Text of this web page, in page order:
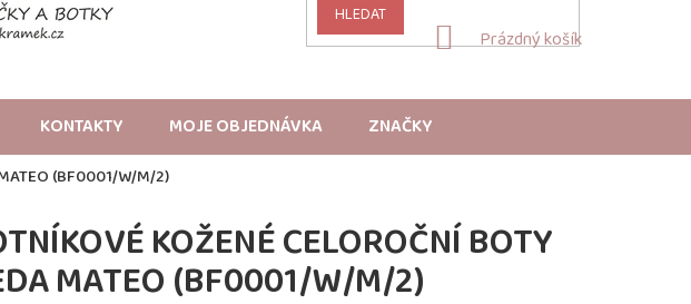
HLEDAT
NÁKUPNÍ
Prázdný košík
KONTAKTY MOJE OBJEDNÁVKA ZNAČKY
(BF0001/W/M/2)
KOŽENÉ CELOROČNÍ BOTY
MATEO (BF0001/W/M/2)